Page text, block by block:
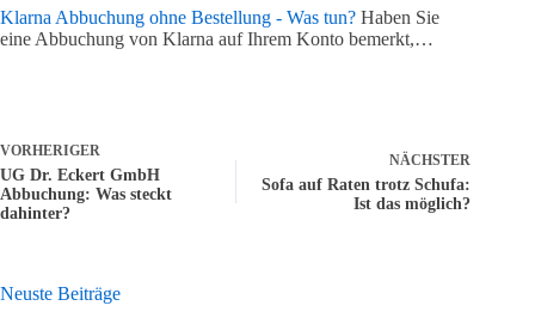
Klarna Abbuchung ohne Bestellung - Was tun? Haben Sie
eine Abbuchung von Klarna auf Ihrem Konto bemerkt,…
VORHERIGER
UG Dr. Eckert GmbH
Abbuchung: Was steckt
dahinter?
NÄCHSTER
Sofa auf Raten trotz Schufa:
Ist das möglich?
Neuste Beiträge